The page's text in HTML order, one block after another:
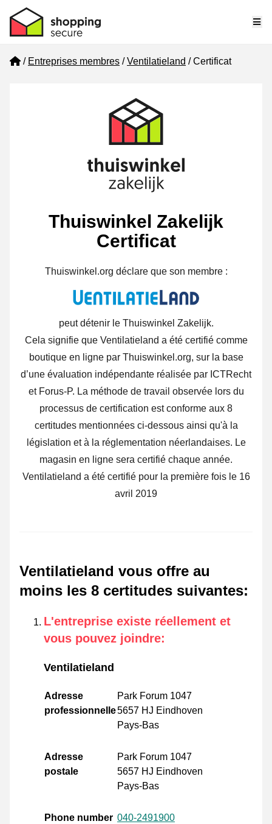
Home
Entreprises membres Ventilatieland Certificat
Thuiswinkel Zakelijk
Certificat
Thuiswinkel.org déclare que son membre :
peut détenir le Thuiswinkel Zakelijk.
Cela signifie que Ventilatieland a été certifié comme
boutique en ligne par Thuiswinkel.org, sur la base
d’une évaluation indépendante réalisée par ICTRecht
et Forus-P. La méthode de travail observée lors du
processus de certification est conforme aux 8
certitudes mentionnées ci-dessous ainsi qu'à la
législation et à la réglementation néerlandaises. Le
magasin en ligne sera certifié chaque année.
Ventilatieland a été certifié pour la première fois le 16
avril 2019
Ventilatieland vous offre au
moins les 8 certitudes suivantes:
L'entreprise existe réellement et
vous pouvez joindre:
Ventilatieland
Adresse
professionnelle
Park Forum 1047
5657 HJ Eindhoven
Pays-Bas
Adresse
postale
Park Forum 1047
5657 HJ Eindhoven
Pays-Bas
Phone number 040-2491900